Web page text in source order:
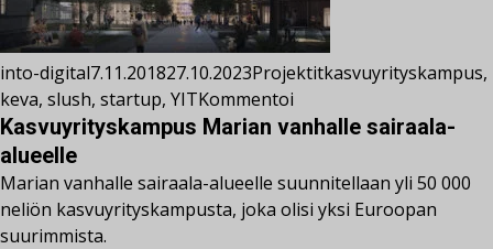
into-digital7.11.201827.10.2023Projektitkasvuyrityskampus,
keva, slush, startup, YITKommentoi
Kasvuyrityskampus Marian vanhalle sairaala-
alueelle
Marian vanhalle sairaala-alueelle suunnitellaan yli 50 000
neliön kasvuyrityskampusta, joka olisi yksi Euroopan
suurimmista.